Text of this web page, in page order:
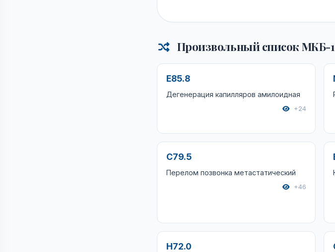
Произвольный список МКБ-
E85.8
Дегенерация капилляров амилоидная
+24
C79.5
Перелом позвонка метастатический
+46
H72.0